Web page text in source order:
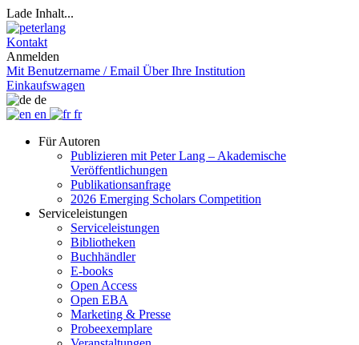
Lade Inhalt...
Kontakt
Anmelden
Mit Benutzername / Email Über Ihre Institution
Einkaufswagen
de
en
fr
Für Autoren
Publizieren mit Peter Lang – Akademische
Veröffentlichungen
Publikationsanfrage
2026 Emerging Scholars Competition
Serviceleistungen
Serviceleistungen
Bibliotheken
Buchhändler
E-books
Open Access
Open EBA
Marketing & Presse
Probeexemplare